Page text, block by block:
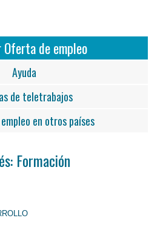
de empleo
Ayuda
de teletrabajos
en otros países
Formación